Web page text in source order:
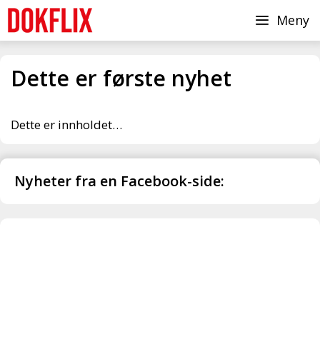
Hopp
innhold
Meny
Dette er første nyhet
Dette er innholdet…
Nyheter fra en Facebook-side: